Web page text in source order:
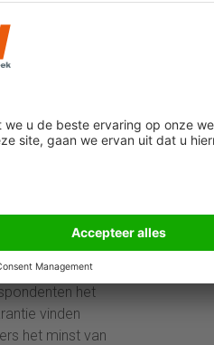
6,1. Dit cijfer ligt
een
de
is met de
positief. 99%
VIA.
het
vinden
het minst van